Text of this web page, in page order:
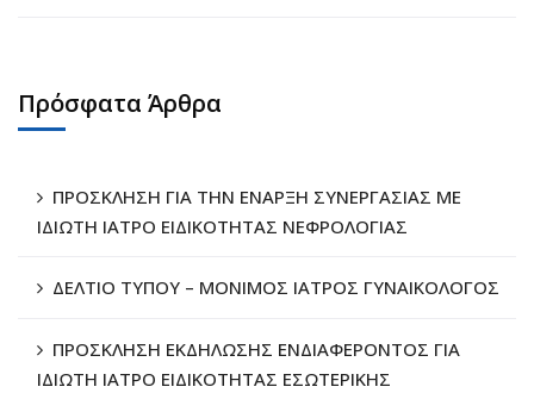
Πρόσφατα Άρθρα
ΠΡΟΣΚΛΗΣΗ ΓΙΑ ΤΗΝ ΕΝΑΡΞΗ ΣΥΝΕΡΓΑΣΙΑΣ ΜΕ
ΙΔΙΩΤΗ ΙΑΤΡΟ ΕΙΔΙΚΟΤΗΤΑΣ ΝΕΦΡΟΛΟΓΙΑΣ
ΔΕΛΤΙΟ ΤΥΠΟΥ – ΜΟΝΙΜΟΣ ΙΑΤΡΟΣ ΓΥΝΑΙΚΟΛΟΓΟΣ
ΠΡΟΣΚΛΗΣΗ ΕΚΔΗΛΩΣΗΣ ΕΝΔΙΑΦΕΡΟΝΤΟΣ ΓΙΑ
ΙΔΙΩΤΗ ΙΑΤΡΟ ΕΙΔΙΚΟΤΗΤΑΣ ΕΣΩΤΕΡΙΚΗΣ